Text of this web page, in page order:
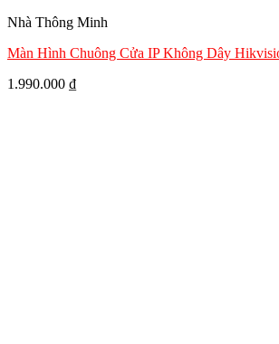
Nhà Thông Minh
Màn Hình Chuông Cửa IP Không Dây
1.990.000 ₫